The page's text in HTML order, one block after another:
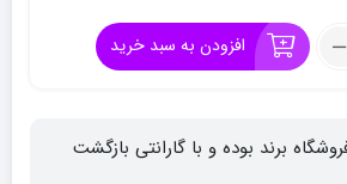
افزودن به سبد خرید
برند بوده و با گارانتی بازگشت